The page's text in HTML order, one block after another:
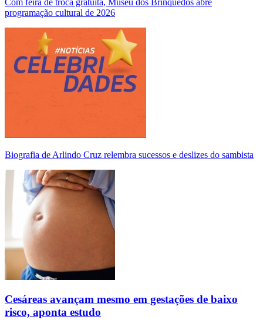
programação cultural de 2026
Biografia de Arlindo Cruz relembra sucessos e deslizes do sambista
Cesáreas avançam mesmo em gestações de baixo
risco, aponta estudo